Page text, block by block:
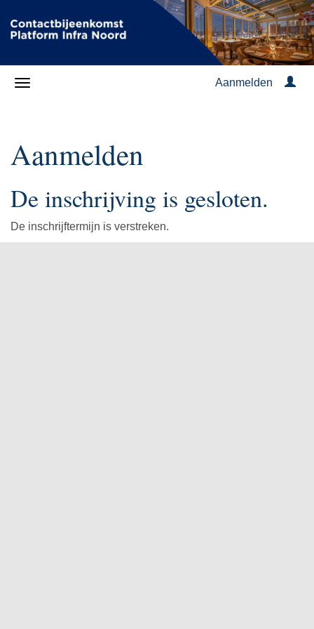
Aanmelden
Aanmelden
De inschrijving is gesloten.
De inschrijftermijn is verstreken.